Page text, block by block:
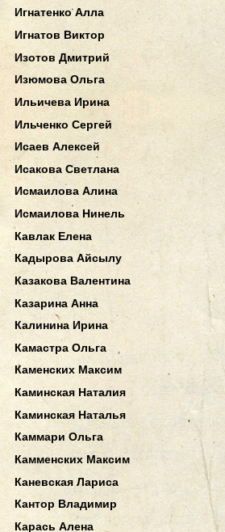
Игнатенко Алла
Игнатов Виктор
Изотов Дмитрий
Изюмова Ольга
Ильичева Ирина
Ильченко Сергей
Исаев Алексей
Исакова Светлана
Исмаилова Алина
Исмаилова Нинель
Кавлак Елена
Кадырова Айсылу
Казакова Валентина
Казарина Анна
Калинина Ирина
Камастра Ольга
Каменских Максим
Каминская Наталия
Каминская Наталья
Каммари Ольга
Камменских Максим
Каневская Лариса
Кантор Владимир
Карась Алена